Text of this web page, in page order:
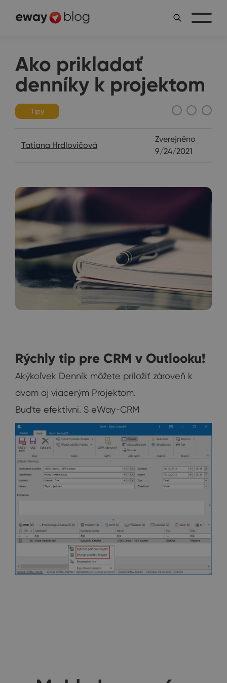
Ako prikladať
denníky k projektom
Tipy
Tatiana Hrdlovičová
Zverejněno
9/24/2021
Rýchly tip pre CRM v Outlooku!
Akýkoľvek Denník môžete priložiť zároveň k
dvom aj viacerým Projektom.
Buďte efektívni. S eWay-CRM